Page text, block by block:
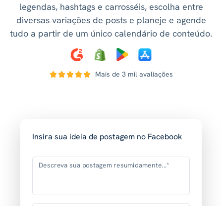
legendas, hashtags e carrosséis, escolha entre
diversas variações de posts e planeje e agende
tudo a partir de um único calendário de conteúdo.
Mais de 3 mil avaliações
Insira sua ideia de postagem no Facebook
Descreva sua postagem resumidamente...*